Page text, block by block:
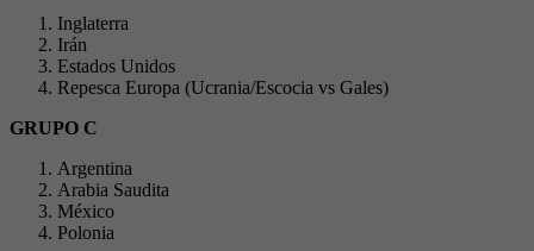
Inglaterra
Irán
Estados Unidos
Repesca Europa (Ucrania/Escocia vs Gales)
GRUPO C
Argentina
Arabia Saudita
México
Polonia